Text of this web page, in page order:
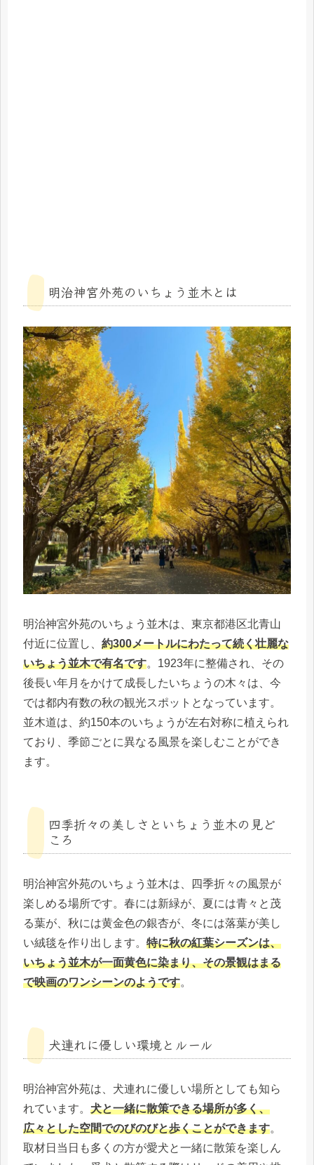
明治神宮外苑のいちょう並木とは
明治神宮外苑のいちょう並木は、東京都港区北青山
付近に位置し、 約300メートルにわたって続く壮麗な
いちょう並木で有名です。1923年に整備され、その
後長い年月をかけて成長したいちょうの木々は、今
では都内有数の秋の観光スポットとなっています。
並木道は、約150本のいちょうが左右対称に植えられ
ており、季節ごとに異なる風景を楽しむことができ
ます。
四季折々の美しさといちょう並木の見ど
ころ
明治神宮外苑のいちょう並木は、四季折々の風景が
楽しめる場所です。春には新緑が、夏には青々と茂
る葉が、秋には黄金色の銀杏が、冬には落葉が美し
い絨毯を作り出します。 特に秋の紅葉シーズンは、
いちょう並木が一面黄色に染まり、その景観はまる
で映画のワンシーンのようです。
犬連れに優しい環境とルール
明治神宮外苑は、犬連れに優しい場所としても知ら
れています。 犬と一緒に散策できる場所が多く、
広々とした空間でのびのびと歩くことができます。
取材日当日も多くの方が愛犬と一緒に散策を楽しん